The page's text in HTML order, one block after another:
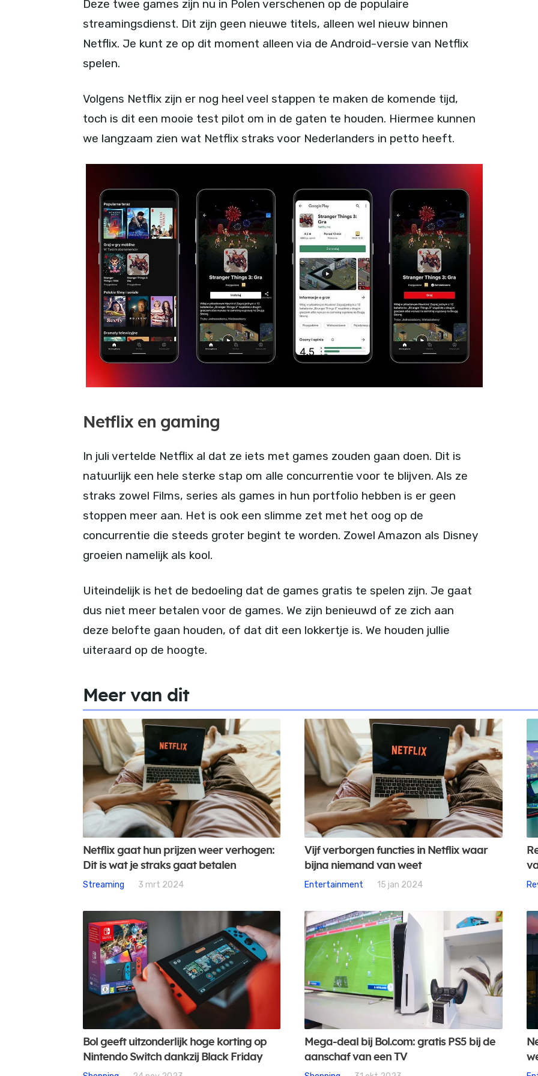
Deze twee games zijn nu in Polen verschenen op de populaire
streamingsdienst. Dit zijn geen nieuwe titels, alleen wel nieuw binnen
Netflix. Je kunt ze op dit moment alleen via de Android-versie van Netflix
spelen.
Volgens Netflix zijn er nog heel veel stappen te maken de komende tijd,
toch is dit een mooie test pilot om in de gaten te houden. Hiermee kunnen
we langzaam zien wat Netflix straks voor Nederlanders in petto heeft.
Netflix en gaming
In juli vertelde Netflix al dat ze iets met games zouden gaan doen. Dit is
natuurlijk een hele sterke stap om alle concurrentie voor te blijven. Als ze
straks zowel Films, series als games in hun portfolio hebben is er geen
stoppen meer aan. Het is ook een slimme zet met het oog op de
concurrentie die steeds groter begint te worden. Zowel Amazon als Disney
groeien namelijk als kool.
Uiteindelijk is het de bedoeling dat de games gratis te spelen zijn. Je gaat
dus niet meer betalen voor de games. We zijn benieuwd of ze zich aan
deze belofte gaan houden, of dat dit een lokkertje is. We houden jullie
uiteraard op de hoogte.
Meer van dit
Netflix gaat hun prijzen weer verhogen:
Dit is wat je straks gaat betalen
Streaming 3 mrt 2024
Vijf verborgen functies in Netflix waar
bijna niemand van weet
Entertainment 15 jan 2024
Bol geeft uitzonderlijk hoge korting op
Nintendo Switch dankzij Black Friday
Mega-deal bij Bol.com: gratis PS5 bij de
aanschaf van een TV